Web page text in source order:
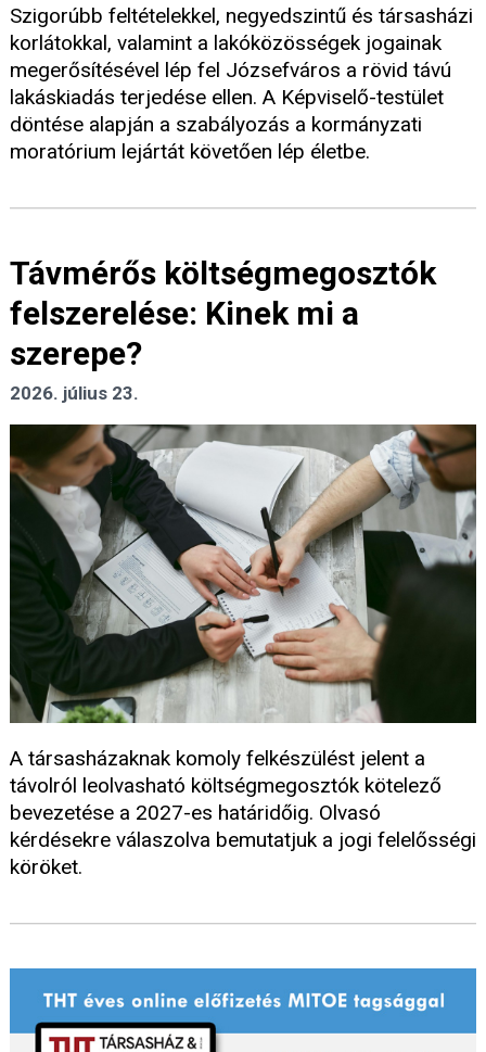
Szigorúbb feltételekkel, negyedszintű és társasházi
korlátokkal, valamint a lakóközösségek jogainak
megerősítésével lép fel Józsefváros a rövid távú
lakáskiadás terjedése ellen. A Képviselő-testület
döntése alapján a szabályozás a kormányzati
moratórium lejártát követően lép életbe.
Távmérős költségmegosztók
felszerelése: Kinek mi a
szerepe?
2026. július 23.
A társasházaknak komoly felkészülést jelent a
távolról leolvasható költségmegosztók kötelező
bevezetése a 2027-es határidőig. Olvasó
kérdésekre válaszolva bemutatjuk a jogi felelősségi
köröket.